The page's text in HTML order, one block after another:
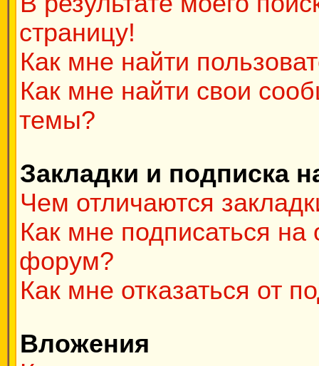
страницу!
Как мне найти
Как мне найти свои
темы?
Закладки и подписка
Чем отличаются
Как мне подписаться
форум?
Как мне отказаться от
Вложения